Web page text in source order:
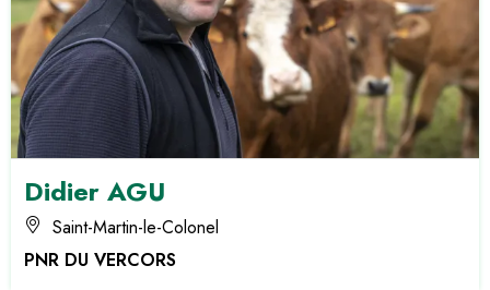
Didier AGU
Saint-Martin-le-Colonel
PNR DU VERCORS